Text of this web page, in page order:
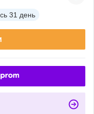
31 день